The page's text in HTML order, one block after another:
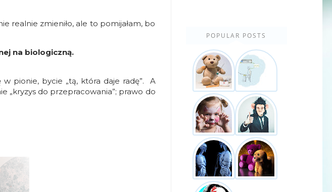
realnie zmieniło, ale to pomijałam, bo
na biologiczną.
pionie, bycie „tą, która daje radę”. A
„kryzys do przepracowania”; prawo do
POPULAR POSTS